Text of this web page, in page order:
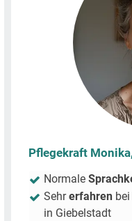
Pflegekraft
Normale
Sehrerfahren bei
in Giebelstadt